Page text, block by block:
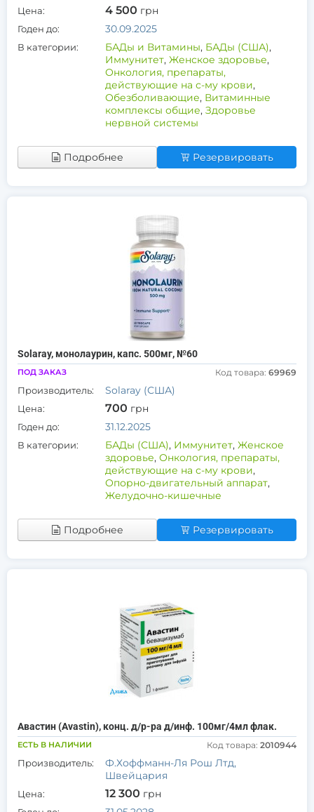
Цена: 4 500 грн
Годен до: 30.09.2025
В категории: БАДы и Витамины, БАДы (США),
Иммунитет, Женское здоровье,
Онкология, препараты,
действующие на с-му крови,
Обезболивающие, Витаминные
комплексы общие, Здоровье
нервной системы
Подробнее Резервировать
Solaray, монолаурин, капс. 500мг, №60
ПОД ЗАКАЗ Код товара: 69969
Производитель: Solaray (США)
Цена: 700 грн
Годен до: 31.12.2025
В категории: БАДы (США), Иммунитет, Женское
здоровье, Онкология, препараты,
действующие на с-му крови,
Опорно-двигательный аппарат,
Желудочно-кишечные
Подробнее Резервировать
Авастин (Avastin), конц. д/р-ра д/инф. 100мг/4мл флак.
ЕСТЬ В НАЛИЧИИ Код товара: 2010944
Производитель:
Ф.Хоффманн-Ля Рош Лтд,
Швейцария
Цена: 12 300 грн